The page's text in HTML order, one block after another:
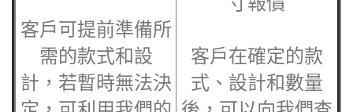
客戶可提前準備所
需的款式和設
計，若暫時無法決
客戶在確定的款
式、設計和數量